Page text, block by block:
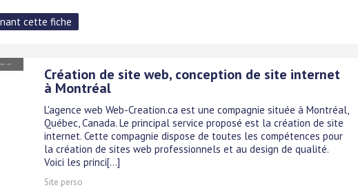
Création de site web, conception de site internet
à Montréal
L'agence web Web-Creation.ca est une compagnie située à Montréal,
Québec, Canada. Le principal service proposé est la création de site
internet. Cette compagnie dispose de toutes les compétences pour
la création de sites web professionnels et au design de qualité.
Voici les princi[...]
Site perso